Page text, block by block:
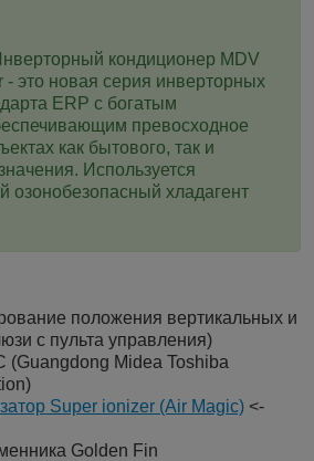
кондиционер MDV
- это новая серия инверторных
ERP c богатым
превосходное
как бытового, так и
Используется
озонобезопасный хладагент
положения вертикальных и
с пульта управления)
(Guangdong Midea Toshiba
Super ionizer (Air Magic) <-
Golden Fin